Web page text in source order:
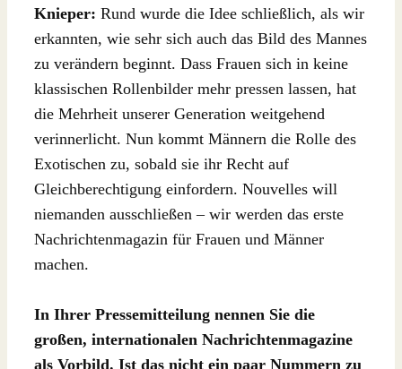
Knieper: Rund wurde die Idee schließlich, als wir
erkannten, wie sehr sich auch das Bild des Mannes
zu verändern beginnt. Dass Frauen sich in keine
klassischen Rollenbilder mehr pressen lassen, hat
die Mehrheit unserer Generation weitgehend
verinnerlicht. Nun kommt Männern die Rolle des
Exotischen zu, sobald sie ihr Recht auf
Gleichberechtigung einfordern. Nouvelles will
niemanden ausschließen – wir werden das erste
Nachrichtenmagazin für Frauen und Männer
machen.
In Ihrer Pressemitteilung nennen Sie die
großen, internationalen Nachrichtenmagazine
als Vorbild. Ist das nicht ein paar Nummern zu